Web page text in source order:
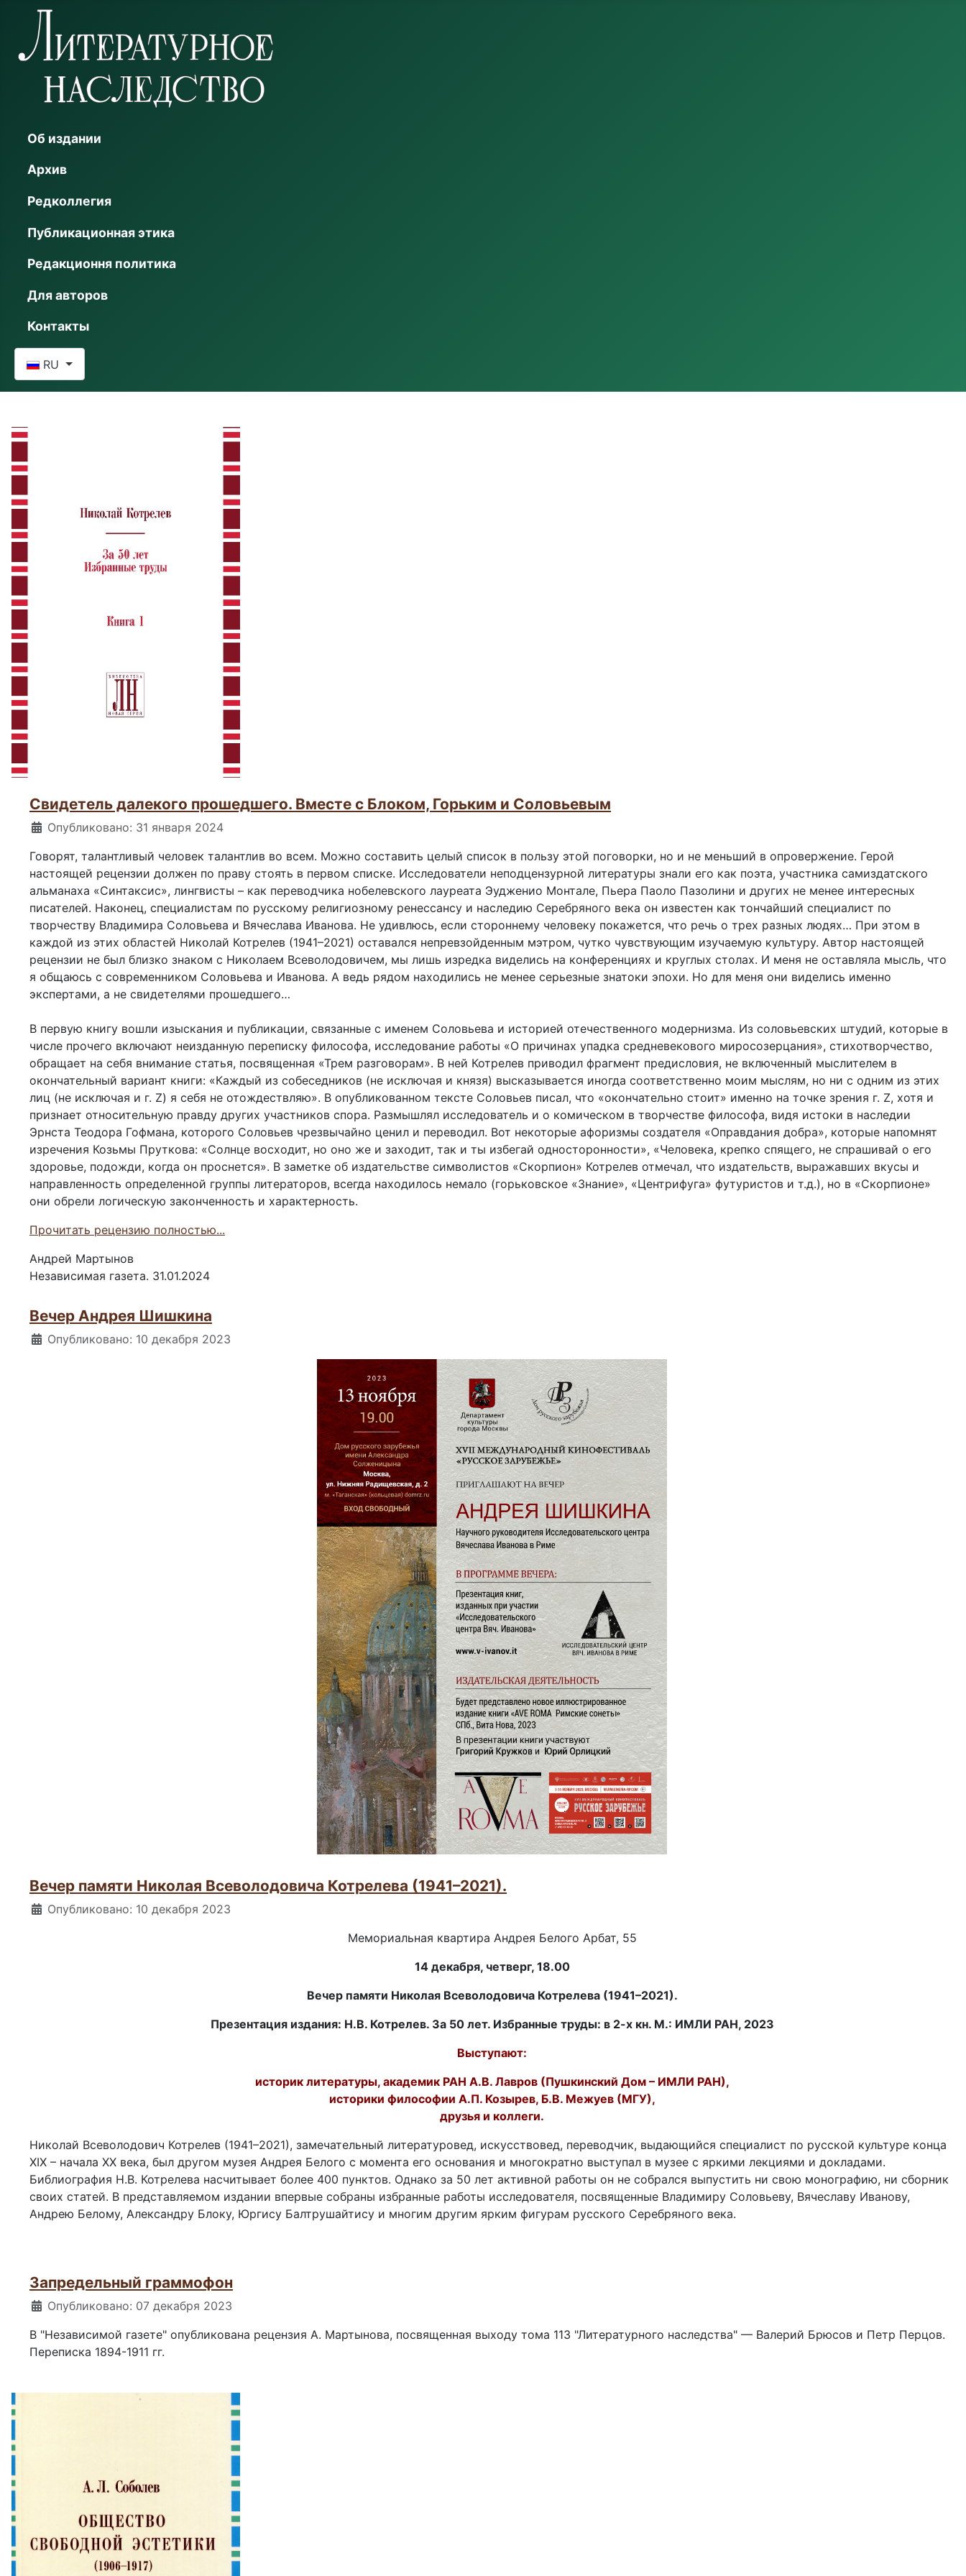
Об издании
Архив
Редколлегия
Публикационная этика
Редакционня политика
Для авторов
Контакты
RU
Свидетель далекого прошедшего. Вместе с Блоком, Горьким и Соловьевым
Информация о материале
Опубликовано: 31 января 2024
Говорят, талантливый человек талантлив во всем. Можно составить целый список в пользу этой поговорки, но и не меньший в опровержение. Герой
настоящей рецензии должен по праву стоять в первом списке. Исследователи неподцензурной литературы знали его как поэта, участника самиздатского
альманаха «Синтаксис», лингвисты – как переводчика нобелевского лауреата Эудженио Монтале, Пьера Паоло Пазолини и других не менее интересных
писателей. Наконец, специалистам по русскому религиозному ренессансу и наследию Серебряного века он известен как тончайший специалист по
творчеству Владимира Соловьева и Вячеслава Иванова. Не удивлюсь, если стороннему человеку покажется, что речь о трех разных людях… При этом в
каждой из этих областей Николай Котрелев (1941–2021) оставался непревзойденным мэтром, чутко чувствующим изучаемую культуру. Автор настоящей
рецензии не был близко знаком с Николаем Всеволодовичем, мы лишь изредка виделись на конференциях и круглых столах. И меня не оставляла мысль, что
я общаюсь с современником Соловьева и Иванова. А ведь рядом находились не менее серьезные знатоки эпохи. Но для меня они виделись именно
экспертами, а не свидетелями прошедшего…
В первую книгу вошли изыскания и публикации, связанные с именем Соловьева и историей отечественного модернизма. Из соловьевских штудий, которые в
числе прочего включают неизданную переписку философа, исследование работы «О причинах упадка средневекового миросозерцания», стихотворчество,
обращает на себя внимание статья, посвященная «Трем разговорам». В ней Котрелев приводил фрагмент предисловия, не включенный мыслителем в
окончательный вариант книги: «Каждый из собеседников (не исключая и князя) высказывается иногда соответственно моим мыслям, но ни с одним из этих
лиц (не исключая и г. Z) я себя не отождествляю». В опубликованном тексте Соловьев писал, что «окончательно стоит» именно на точке зрения г. Z, хотя и
признает относительную правду других участников спора. Размышлял исследователь и о комическом в творчестве философа, видя истоки в наследии
Эрнста Теодора Гофмана, которого Соловьев чрезвычайно ценил и переводил. Вот некоторые афоризмы создателя «Оправдания добра», которые напомнят
изречения Козьмы Пруткова: «Солнце восходит, но оно же и заходит, так и ты избегай односторонности», «Человека, крепко спящего, не спрашивай о его
здоровье, подожди, когда он проснется». В заметке об издательстве символистов «Скорпион» Котрелев отмечал, что издательств, выражавших вкусы и
направленность определенной группы литераторов, всегда находилось немало (горьковское «Знание», «Центрифуга» футуристов и т.д.), но в «Скорпионе»
они обрели логическую законченность и характерность.
Прочитать рецензию полностью...
Андрей Мартынов
Независимая газета. 31.01.2024
Вечер Андрея Шишкина
Информация о материале
Опубликовано: 10 декабря 2023
Вечер памяти Николая Всеволодовича Котрелева (1941–2021).
Информация о материале
Опубликовано: 10 декабря 2023
Мемориальная квартира Андрея Белого Арбат, 55
14 декабря, четверг, 18.00
Вечер памяти Николая Всеволодовича Котрелева (1941–2021).
Презентация издания: Н.В. Котрелев. За 50 лет. Избранные труды: в 2-х кн. М.: ИМЛИ РАН, 2023
Выступают:
историк литературы, академик РАН А.В. Лавров (Пушкинский Дом – ИМЛИ РАН),
историки философии А.П. Козырев, Б.В. Межуев (МГУ),
друзья и коллеги.
Николай Всеволодович Котрелев (1941–2021), замечательный литературовед, искусствовед, переводчик, выдающийся специалист по русской культуре конца
XIX – начала ХХ века, был другом музея Андрея Белого с момента его основания и многократно выступал в музее с яркими лекциями и докладами.
Библиография Н.В. Котрелева насчитывает более 400 пунктов. Однако за 50 лет активной работы он не собрался выпустить ни свою монографию, ни сборник
своих статей. В представляемом издании впервые собраны избранные работы исследователя, посвященные Владимиру Соловьеву, Вячеславу Иванову,
Андрею Белому, Александру Блоку, Юргису Балтрушайтису и многим другим ярким фигурам русского Серебряного века.
Запредельный граммофон
Информация о материале
Опубликовано: 07 декабря 2023
В "Независимой газете" опубликована рецензия А. Мартынова, посвященная выходу тома 113 "Литературного наследства" — Валерий Брюсов и Петр Перцов.
Переписка 1894-1911 гг.